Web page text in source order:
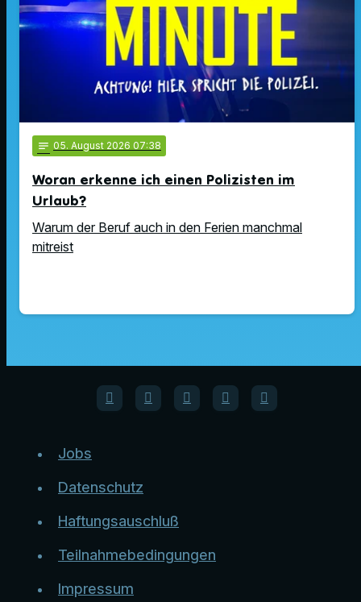
notes 05. August 2026 07:38
Woran erkenne ich einen Polizisten im
Urlaub?
Warum der Beruf auch in den Ferien manchmal
mitreist
Jobs
Datenschutz
Haftungsauschluß
Teilnahmebedingungen
Impressum